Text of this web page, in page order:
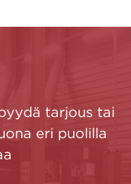
tarjous tai
eri puolilla